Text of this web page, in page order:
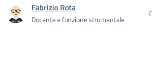
Fabrizio Rota
Docente e funzione strumentale